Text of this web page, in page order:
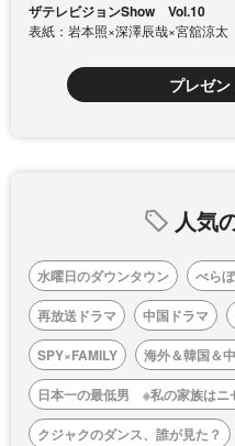
ザテレビジョンShow Vol.10
表紙：岩本照×深澤辰哉×宮舘涼太
プレゼ
人気
水曜日のダウンタウン べら
再放送ドラマ
中国ドラマ
SPY×FAMILY
海外＆韓国＆
日本一の最低男 ※私の家族はニ
クジャクのダンス、誰が見た？